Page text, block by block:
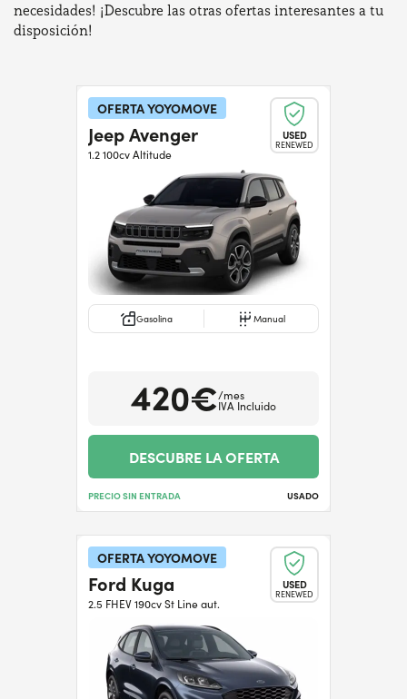
necesidades! ¡Descubre las otras ofertas interesantes a tu
disposición!
OFERTA YOYOMOVE
USED
RENEWED
Jeep Avenger
1.2 100cv Altitude
Gasolina Manual
420€/mes
IVA Incluido
DESCUBRE LA OFERTA
PRECIO SIN ENTRADA USADO
OFERTA YOYOMOVE
USED
RENEWED
Ford Kuga
2.5 FHEV 190cv St Line aut.